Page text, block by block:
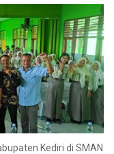
Kediri di SMAN